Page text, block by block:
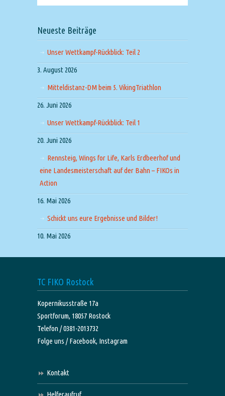
Neueste Beiträge
Unser Wettkampf-Rückblick: Teil 2
3. August 2026
Mitteldistanz-DM beim 5. VikingTriathlon
26. Juni 2026
Unser Wettkampf-Rückblick: Teil 1
20. Juni 2026
Rennsteig, Wings for Life, Karls Erdbeerhof und
eine Landesmeisterschaft auf der Bahn – FIKOs in
Action
16. Mai 2026
Schickt uns eure Ergebnisse und Bilder!
10. Mai 2026
TC FIKO Rostock
Kopernikusstraße 17a
Sportforum, 18057 Rostock
Telefon / 0381-2013732
Folge uns /Facebook, Instagram
Kontakt